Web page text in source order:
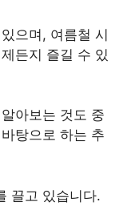
으며, 여름철 시
든지 즐길 수 있
아보는 것도 중
탕으로 하는 추
끌고 있습니다.